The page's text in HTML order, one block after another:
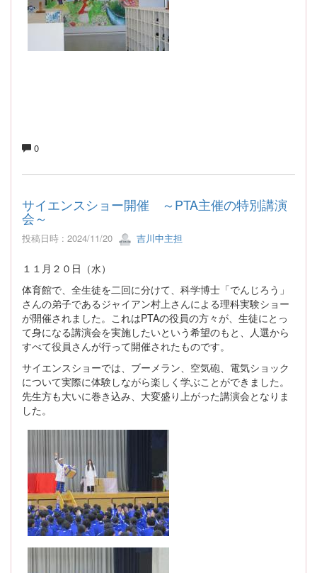
0
サイエンスショー開催 ～PTA主催の特別講演
会～
投稿日時 : 2024/11/20 吉川中主担
１１月２０日（水）
体育館で、全生徒を二回に分けて、科学博士「でんじろう」
さんの弟子であるジャイアン村上さんによる理科実験ショー
が開催されました。これはPTAの役員の方々が、生徒にとっ
て身になる講演会を実施したいという希望のもと、人選から
すべて役員さんが行って開催されたものです。
サイエンスショーでは、ブーメラン、空気砲、電気ショック
について実際に体験しながら楽しく学ぶことができました。
先生方も大いに巻き込み、大変盛り上がった講演会となりま
した。